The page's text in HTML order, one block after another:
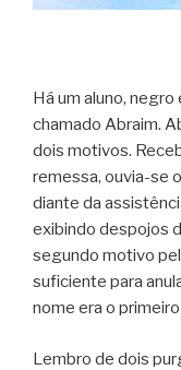
Há um aluno,
chamado Abraim.
dois motivos.
remessa, ouvia-se
diante da
exibindo despojos
segundo motivo
suficiente para
nome era o
Lembro de dois